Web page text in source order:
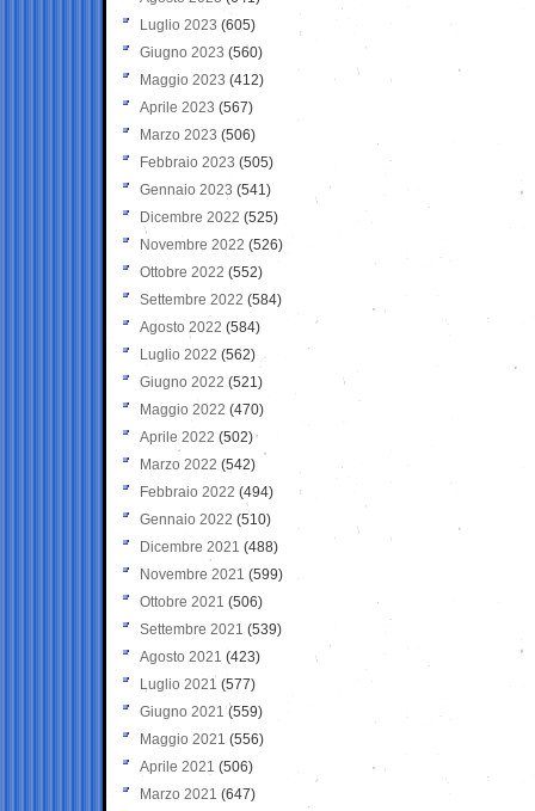
Luglio 2023 (605)
Giugno 2023 (560)
Maggio 2023 (412)
Aprile 2023 (567)
Marzo 2023 (506)
Febbraio 2023 (505)
Gennaio 2023 (541)
Dicembre 2022 (525)
Novembre 2022 (526)
Ottobre 2022 (552)
Settembre 2022 (584)
Agosto 2022 (584)
Luglio 2022 (562)
Giugno 2022 (521)
Maggio 2022 (470)
Aprile 2022 (502)
Marzo 2022 (542)
Febbraio 2022 (494)
Gennaio 2022 (510)
Dicembre 2021 (488)
Novembre 2021 (599)
Ottobre 2021 (506)
Settembre 2021 (539)
Agosto 2021 (423)
Luglio 2021 (577)
Giugno 2021(559)
Maggio 2021 (556)
Aprile 2021 (506)
Marzo 2021 (647)